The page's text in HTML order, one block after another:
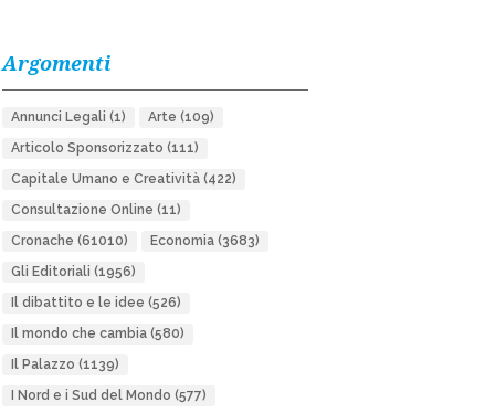
Argomenti
Annunci Legali (1) Arte (109)
Articolo Sponsorizzato (111)
Capitale Umano e Creatività(422)
Consultazione Online (11)
Cronache (61010) Economia(3683)
Gli Editoriali (1956)
Il dibattito e le idee (526)
Il mondo che cambia(580)
Il Palazzo (1139)
I Nord e i Sud del Mondo (577)